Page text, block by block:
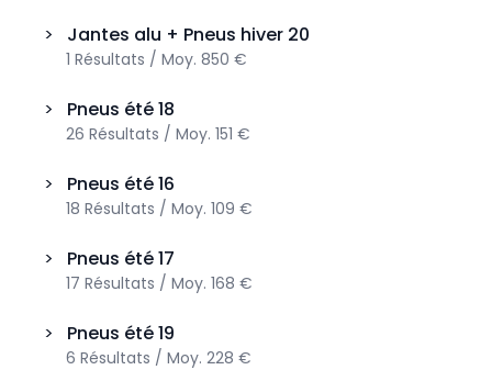
> Jantes alu + Pneus hiver 20
1 Résultats / Moy. 850 €
> Pneus été18
26 Résultats / Moy. 151 €
> Pneus été16
18 Résultats / Moy. 109 €
> Pneus été17
17 Résultats / Moy. 168 €
> Pneus été19
6 Résultats / Moy. 228 €